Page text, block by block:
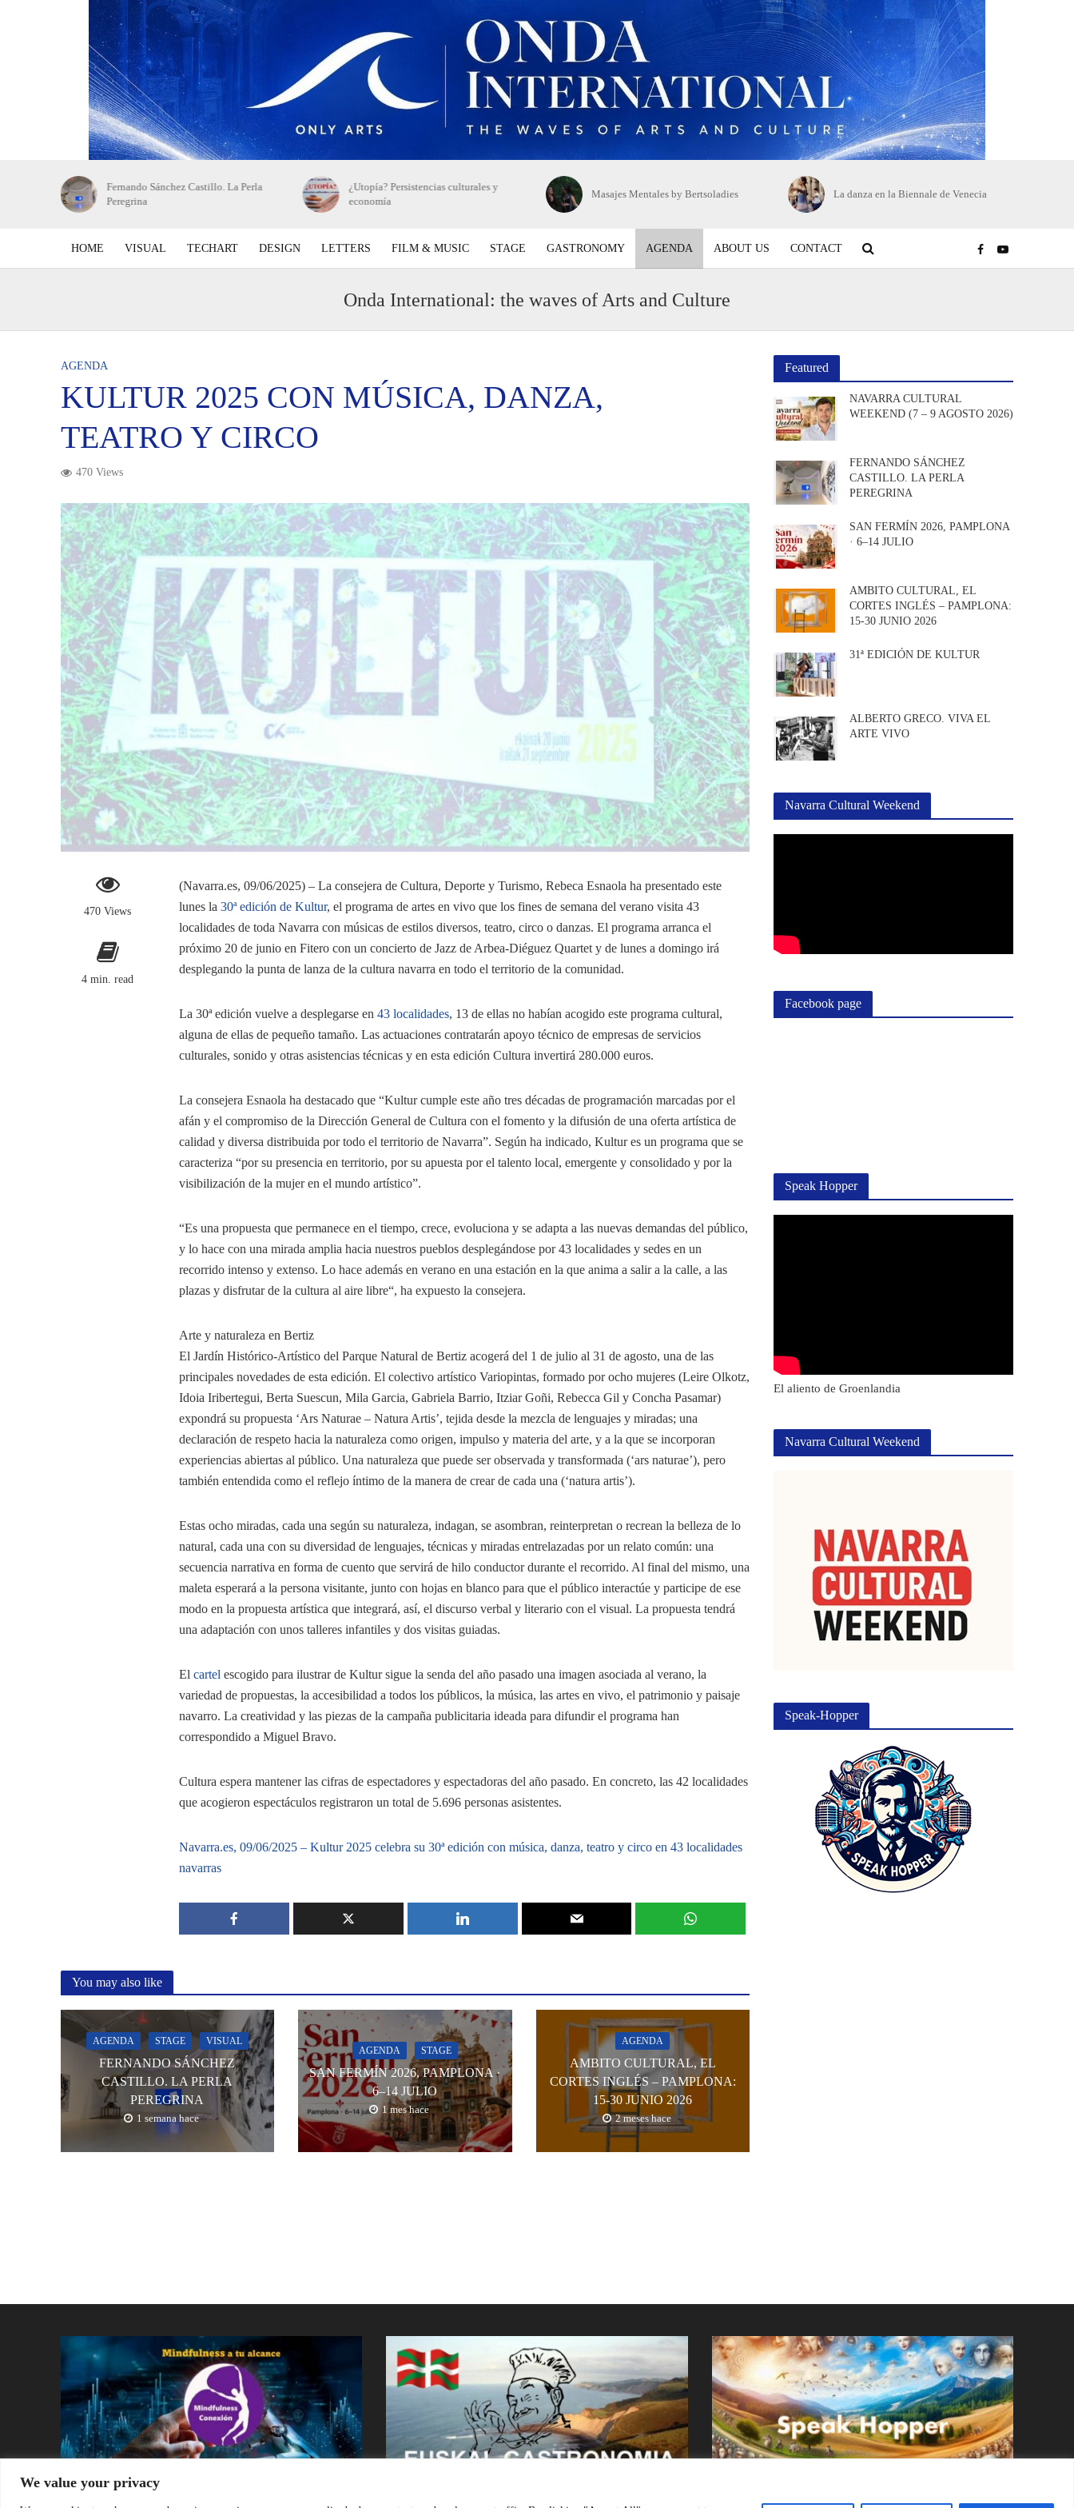
We value your privacy
Fernando Sánchez Castillo. La Perla
Peregrina
¿Utopía? Persistencias culturales y
economía
Masajes Mentales by Bertsoladies La danza en la Biennale de Venecia
HOME VISUAL TECHART DESIGN LETTERS FILM & MUSIC STAGE GASTRONOMY AGENDA ABOUT US CONTACT
Onda International: the waves of Arts and Culture
AGENDA
KULTUR 2025 CON MÚSICA, DANZA,
TEATRO Y CIRCO
470 Views
470 Views
4 min. read
(Navarra.es, 09/06/2025) – La consejera de Cultura, Deporte y Turismo, Rebeca Esnaola ha presentado este
lunes la30ª edición de Kultur, el programa de artes en vivo que los fines de semana del verano visita 43
localidades de toda Navarra con músicas de estilos diversos, teatro, circo o danzas. El programa arranca el
próximo 20 de junio en Fitero con un concierto de Jazz de Arbea-Diéguez Quartet y de lunes a domingo irá
desplegando la punta de lanza de la cultura navarra en todo el territorio de la comunidad.
La 30ª edición vuelve a desplegarse en43 localidades, 13 de ellas no habían acogido este programa cultural,
alguna de ellas de pequeño tamaño. Las actuaciones contratarán apoyo técnico de empresas de servicios
culturales, sonido y otras asistencias técnicas y en esta edición Cultura invertirá 280.000 euros.
La consejera Esnaola ha destacado que “Kultur cumple este año tres décadas de programación marcadas por el
afán y el compromiso de la Dirección General de Cultura con el fomento y la difusión de una oferta artística de
calidad y diversa distribuida por todo el territorio de Navarra”. Según ha indicado, Kultur es un programa que se
caracteriza “por su presencia en territorio, por su apuesta por el talento local, emergente y consolidado y por la
visibilización de la mujer en el mundo artístico”.
“Es una propuesta que permanece en el tiempo, crece, evoluciona y se adapta a las nuevas demandas del público,
y lo hace con una mirada amplia hacia nuestros pueblos desplegándose por 43 localidades y sedes en un
recorrido intenso y extenso. Lo hace además en verano en una estación en la que anima a salir a la calle, a las
plazas y disfrutar de la cultura al aire libre“, ha expuesto la consejera.
Arte y naturaleza en Bertiz
El Jardín Histórico-Artístico del Parque Natural de Bertiz acogerá del 1 de julio al 31 de agosto, una de las
principales novedades de esta edición. El colectivo artístico Variopintas, formado por ocho mujeres (Leire Olkotz,
Idoia Iribertegui, Berta Suescun, Mila Garcia, Gabriela Barrio, Itziar Goñi, Rebecca Gil y Concha Pasamar)
expondrá su propuesta ‘Ars Naturae – Natura Artis’, tejida desde la mezcla de lenguajes y miradas; una
declaración de respeto hacia la naturaleza como origen, impulso y materia del arte, y a la que se incorporan
experiencias abiertas al público. Una naturaleza que puede ser observada y transformada (‘ars naturae’), pero
también entendida como el reflejo íntimo de la manera de crear de cada una (‘natura artis’).
Estas ocho miradas, cada una según su naturaleza, indagan, se asombran, reinterpretan o recrean la belleza de lo
natural, cada una con su diversidad de lenguajes, técnicas y miradas entrelazadas por un relato común: una
secuencia narrativa en forma de cuento que servirá de hilo conductor durante el recorrido. Al final del mismo, una
maleta esperará a la persona visitante, junto con hojas en blanco para que el público interactúe y participe de ese
modo en la propuesta artística que integrará, así, el discurso verbal y literario con el visual. La propuesta tendrá
una adaptación con unos talleres infantiles y dos visitas guiadas.
Elcartel escogido para ilustrar de Kultur sigue la senda del año pasado una imagen asociada al verano, la
variedad de propuestas, la accesibilidad a todos los públicos, la música, las artes en vivo, el patrimonio y paisaje
navarro. La creatividad y las piezas de la campaña publicitaria ideada para difundir el programa han
correspondido a Miguel Bravo.
Cultura espera mantener las cifras de espectadores y espectadoras del año pasado. En concreto, las 42 localidades
que acogieron espectáculos registraron un total de 5.696 personas asistentes.
Navarra.es, 09/06/2025 – Kultur 2025 celebra su 30ª edición con música, danza, teatro y circo en 43 localidades
navarras
You may also like
AGENDA STAGE VISUAL
FERNANDO SÁNCHEZ
CASTILLO. LA PERLA
PEREGRINA
1 semana hace
AGENDA STAGE
SAN FERMÍN 2026, PAMPLONA ·
6–14 JULIO
1 mes hace
AGENDA
AMBITO CULTURAL, EL
CORTES INGLÉS – PAMPLONA:
15-30 JUNIO 2026
2 meses hace
Featured
NAVARRA CULTURAL
WEEKEND (7 – 9 AGOSTO 2026)
FERNANDO SÁNCHEZ
CASTILLO. LA PERLA
PEREGRINA
SAN FERMÍN 2026, PAMPLONA
· 6–14 JULIO
AMBITO CULTURAL, EL
CORTES INGLÉS – PAMPLONA:
15-30 JUNIO 2026
31ª EDICIÓN DE KULTUR
ALBERTO GRECO. VIVA EL
ARTE VIVO
Navarra Cultural Weekend
Facebook page
Speak Hopper
El aliento de Groenlandia
Navarra Cultural Weekend
Speak-Hopper